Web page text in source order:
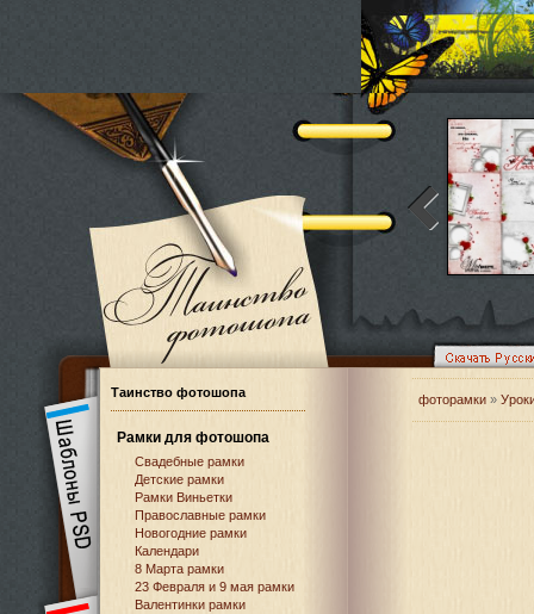
Таинство фотошопа
Рамки для фотошопа
Свадебные рамки
Детские рамки
Рамки Виньетки
Православные рамки
Новогодние рамки
Календари
8 Марта рамки
23 Февраля и 9 мая рамки
Валентинки рамки
фоторамки »